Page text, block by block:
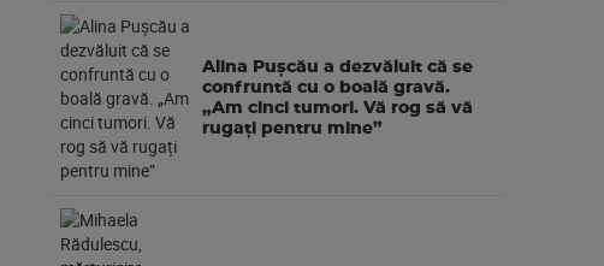
Alina Pușcău a dezvăluit că se
confruntă cu o boală gravă.
„Am cinci tumori. Vă rog să vă
rugați pentru mine”